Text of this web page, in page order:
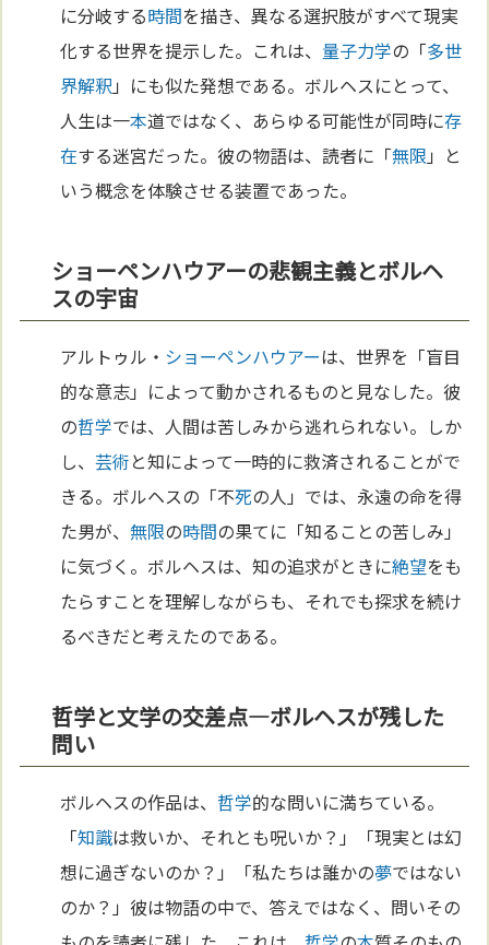
に分岐する時間を描き、異なる選択肢がすべて現実
化する世界を提示した。これは、 量子力学の「多世
界解釈 」にも似た発想である。ボルヘスにとって、
人生は一本道ではなく、あらゆる可能性が同時に存
在する迷宮だった。彼の物語は、読者に「無限 」と
いう概念を体験させる装置であった。
ショーペンハウアーの悲観主義とボルヘ
スの宇宙
アルトゥル・ ショーペンハウアーは、世界を「盲目
的な意志」によって動かされるものと見なした。彼
の哲学では、人間は苦しみから逃れられない。しか
し、芸術と知によって一時的に救済されることがで
きる。ボルヘスの「不死の人」では、永遠の命を得
た男が、無限の時間の果てに「知ることの苦しみ」
に気づく。ボルヘスは、知の追求がときに絶望をも
たらすことを理解しながらも、それでも探求を続け
るべきだと考えたのである。
哲学と文学の交差点—ボルヘスが残した
問い
ボルヘスの作品は、 哲学的な問いに満ちている。
「知識は救いか、それとも呪いか？」「現実とは幻
想に過ぎないのか？」「私たちは誰かの夢ではない
のか？」彼は物語の中で、答えではなく、問いその